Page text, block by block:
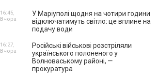
У Маріуполі щодня на чотири години
відключатимуть світло: це вплине на
подачу води
16:45,
Вчора
Російські військові розстріляли
українського полоненого у
Волноваському районі, —
прокуратура
16:27,
Вчора